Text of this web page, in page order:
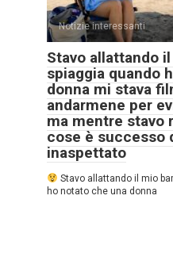
Notizie interessanti
Stavo allattando
spiaggia quando
donna mi stava
andarmene per
ma mentre stavo
cose è successo
inaspettato
Stavo allattando il mio
ho notato che una donna